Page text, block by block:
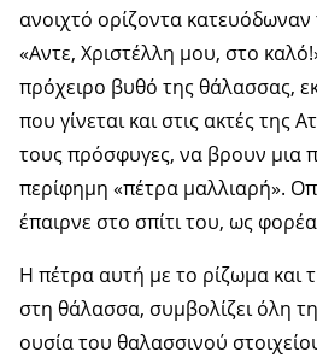
ανοιχτό ορίζοντα
«Αντε, Χριστέλλη μου, στο
πρόχειρο βυθό της θάλασσας,
που γίνεται και στις ακτές της
τους πρόσφυγες, να βρουν μια
περίφημη «πέτρα μαλλιαρή».
έπαιρνε στο σπίτι του, ως
H πέτρα αυτή με το ρίζωμα και
στη θάλασσα, συμβολίζει όλη
ουσία του θαλασσινού